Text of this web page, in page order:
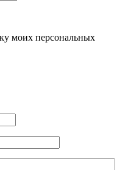
моих персональных